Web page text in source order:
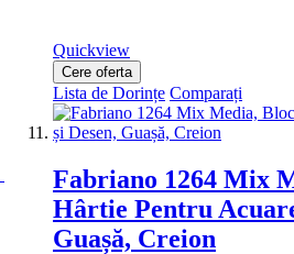
Quickview
Cere oferta
Lista de Dorințe Comparați
Fabriano 1264 Mix
Hârtie Pentru
Guașă, Creion